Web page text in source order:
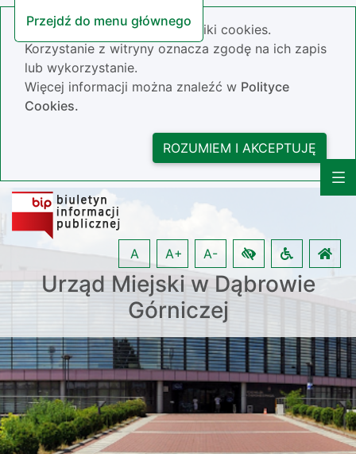
Przejdź do menu głównego
Nasza strona wykorzystuje pliki cookies.
Korzystanie z witryny oznacza zgodę na ich zapis
lub wykorzystanie.
Więcej informacji można znaleźć w Polityce
Cookies.
ROZUMIEM I AKCEPTUJĘ
Urząd Miejski w Dąbrowie
Górniczej
A A+ A-